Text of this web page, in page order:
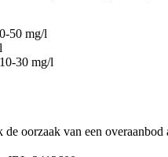
50 mg/l
30 mg/l
oorzaak van een